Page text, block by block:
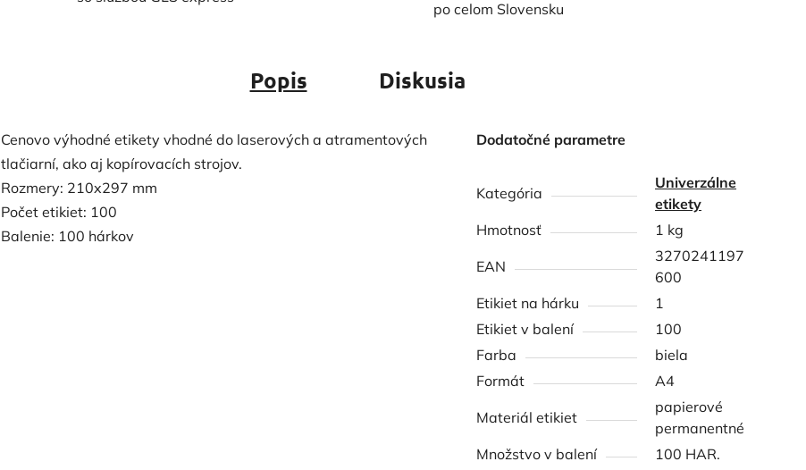
po celom Slovensku
Popis Diskusia
Cenovo výhodné etikety vhodné do laserových a atramentových
tlačiarní, ako aj kopírovacích strojov.
Rozmery: 210x297 mm
Počet etikiet: 100
Balenie: 100 hárkov
Dodatočné parametre
Kategória
Univerzálne
etikety
Hmotnosť
1 kg
EAN
3270241197
600
Etikiet na hárku
1
Etikiet v balení
100
Farba
biela
Formát
A4
Materiál etikiet
papierové
permanentné
Množstvo v balení
100 HAR.